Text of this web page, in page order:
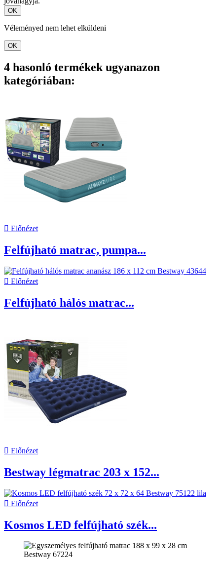
OK
Véleményed nem lehet elküldeni
OK
4 hasonló termékek ugyanazon
kategóriában:
 Előnézet
Felfújható matrac, pumpa...
 Előnézet
Felfújható hálós matrac...
 Előnézet
Bestway légmatrac 203 x 152...
 Előnézet
Kosmos LED felfújható szék...